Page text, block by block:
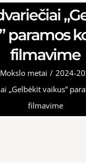
paramos
filmavime
Mokslo metai / 2024-
„Gelbėkit vaikus”
filmavime